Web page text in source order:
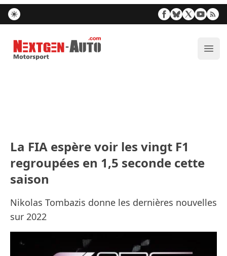
Nextgen-Auto.com
La FIA espère voir les vingt F1
regroupées en 1,5 seconde cette
saison
Nikolas Tombazis donne les dernières nouvelles
sur 2022